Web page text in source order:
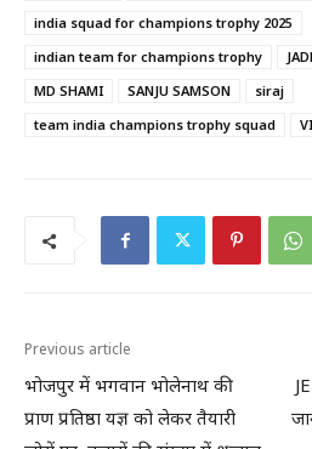
india squad for champions trophy 2025
indian team for champions trophy
MD SHAMI
SANJU SAMSON
siraj
team india champions trophy squad
Previous article
भोजपुर में भगवान भोलेनाथ की
प्राण प्रतिष्ठा यज्ञ को लेकर तैयारी